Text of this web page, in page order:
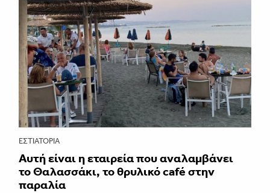
ΕΣΤΙΑΤΌΡΙΑ
Αυτή είναι η εταιρεία που αναλαμβάνει
το Θαλασσάκι, το θρυλικό café στην
παραλία